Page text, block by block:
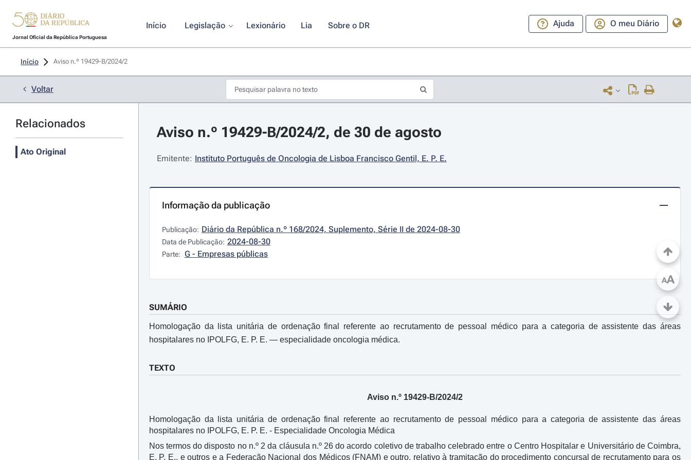
Jornal Oficial da República Portuguesa
Início Legislação Lexionário Lia Sobre o DR Ajuda O meu Diário
Início Aviso n.º 19429-B/2024/2
Voltar
Relacionados
Ato Original
Aviso n.º 19429-B/2024/2, de 30 de agosto
Emitente: Instituto Português de Oncologia de Lisboa Francisco Gentil, E. P. E.
Informação da publicação
Publicação: Diário da República n.º 168/2024, Suplemento, Série II de 2024-08-30
Data de Publicação: 2024-08-30
Parte: G - Empresas públicas
SUMÁRIO
Homologação da lista unitária de ordenação final referente ao recrutamento de pessoal médico para a categoria de assistente das áreas
hospitalares no IPOLFG, E. P. E. ― especialidade oncologia médica.
TEXTO
Aviso n.º 19429-B/2024/2
Homologação da lista unitária de ordenação final referente ao recrutamento de pessoal médico para a categoria de assistente das áreas
hospitalares no IPOLFG, E. P. E. - Especialidade Oncologia Médica
Nos termos do disposto no n.º 2 da cláusula n.º 26 do acordo coletivo de trabalho celebrado entre o Centro Hospitalar e Universitário de Coimbra,
E. P. E., e outros e a Federação Nacional dos Médicos (FNAM) e outro, relativo à tramitação do procedimento concursal de recrutamento para os
AA